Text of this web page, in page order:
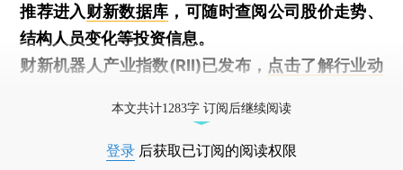
推荐进入财新数据库 ，可随时查阅公司股价走势、
结构人员变化等投资信息。
财新机器人产业指数(RII)已发布， 点击了解行业动
本文共计1283字 订阅后继续阅读
登录 后获取已订阅的阅读权限